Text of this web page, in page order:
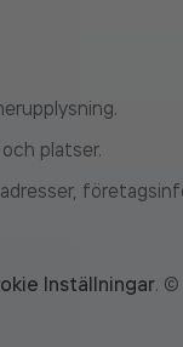
platser.
Inställningar. ©